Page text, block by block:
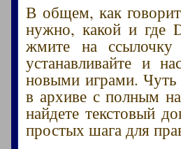
В общем, как
нужно, какой и где
жмите на ссылочку
устанавливайте и
новыми играми. Чуть
в архиве с полным
найдете текстовый
простых шага для